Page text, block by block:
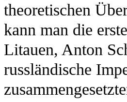
theoretischen
kann man die
Litauen, Anton
russländische